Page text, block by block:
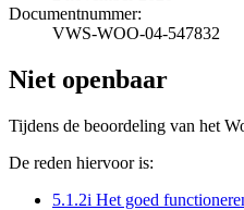
Documentnummer:
VWS-WOO-04-547832
Niet openbaar
Tijdens de beoordeling van het
De reden hiervoor is:
5.1.2i Het goed